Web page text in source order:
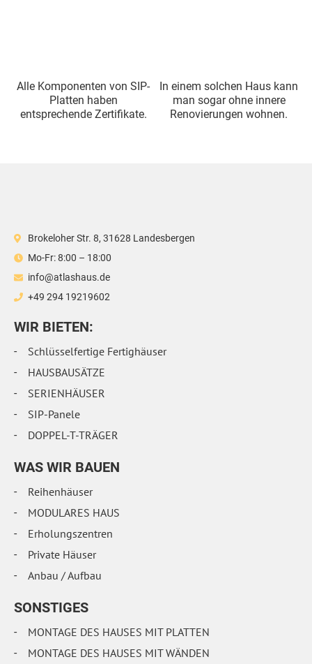
Alle Komponenten von SIP-
Platten haben
entsprechende Zertifikate.
In einem solchen Haus kann
man sogar ohne innere
Renovierungen wohnen.
Brokeloher Str. 8, 31628 Landesbergen
Mo-Fr: 8:00 – 18:00
info@atlashaus.de
+49 294 19219602
WIR BIETEN:
Schlüsselfertige Fertighäuser
HAUSBAUSÄTZE
SERIENHÄUSER
SIP-Panele
DOPPEL-T-TRÄGER
WAS WIR BAUEN
Reihenhäuser
MODULARES HAUS
Erholungszentren
Private Häuser
Anbau / Aufbau
SONSTIGES
MONTAGE DES HAUSES MIT PLATTEN
MONTAGE DES HAUSES MIT WÄNDEN